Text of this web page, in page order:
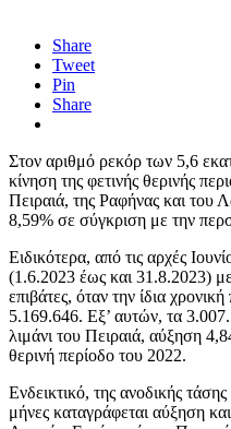
Share
Tweet
Pin
Share
Στον αριθμό ρεκόρ των 5,6
κίνηση της φετινής θερινής
Πειραιά, της Ραφήνας και του
8,59% σε σύγκριση με την
Ειδικότερα, από τις αρχές
(1.6.2023 έως και 31.8.2023)
επιβάτες, όταν την ίδια
5.169.646. Εξ’ αυτών, τα
λιμάνι του Πειραιά, αύξηση
θερινή περίοδο του 2022.
Ενδεικτικό, της ανοδικής τάσης
μήνες καταγράφεται αύξηση